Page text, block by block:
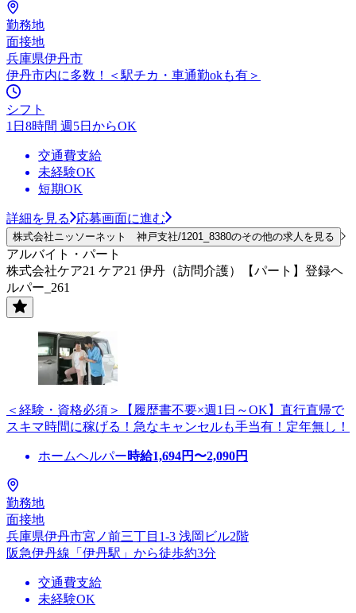
勤務地
面接地
兵庫県伊丹市
伊丹市内に多数！＜駅チカ・車通勤okも有＞
シフト
1日8時間 週5日からOK
交通費支給
未経験OK
短期OK
詳細を見る 応募画面に進む
株式会社ニッソーネット 神戸支社/1201_8380のその他の求人を見る
アルバイト・パート
株式会社ケア21 ケア21 伊丹（訪問介護）【パート】登録ヘ
ルパー_261
＜経験・資格必須＞【履歴書不要×週1日～OK】直行直帰で
スキマ時間に稼げる！急なキャンセルも手当有！定年無し！
ホームヘルパー時給1,694円〜2,090円
勤務地
面接地
兵庫県伊丹市宮ノ前三丁目1-3 浅岡ビル2階
阪急伊丹線「伊丹駅」から徒歩約3分
交通費支給
未経験OK